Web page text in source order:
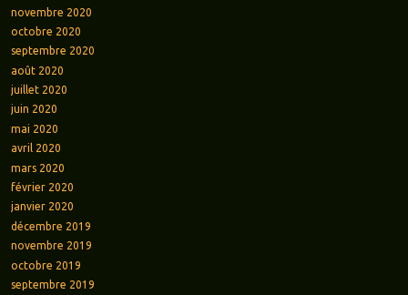
novembre 2020
octobre 2020
septembre 2020
août 2020
juillet 2020
juin 2020
mai 2020
avril 2020
mars 2020
février 2020
janvier 2020
décembre 2019
novembre 2019
octobre 2019
septembre 2019